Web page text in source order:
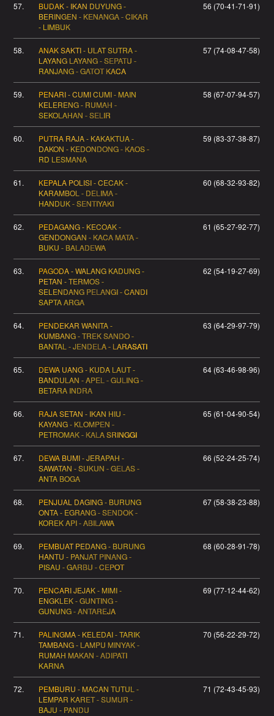
57.
BUDAK - IKAN DUYUNG -
BERINGEN - KENANGA - CIKAR
- LIMBUK
56 (70-41-71-91)
58.
ANAK SAKTI - ULAT SUTRA -
LAYANG LAYANG - SEPATU -
RANJANG - GATOT KACA
57 (74-08-47-58)
59.
PENARI - CUMI CUMI - MAIN
KELERENG - RUMAH -
SEKOLAHAN - SELIR
58 (67-07-94-57)
60.
PUTRA RAJA - KAKAKTUA -
DAKON - KEDONDONG - KAOS -
RD LESMANA
59 (83-37-38-87)
61.
KEPALA POLISI - CECAK -
KARAMBOL - DELIMA -
HANDUK - SENTIYAKI
60 (68-32-93-82)
62.
PEDAGANG - KECOAK -
GENDONGAN - KACA MATA -
BUKU - BALADEWA
61 (65-27-92-77)
63.
PAGODA - WALANG KADUNG -
PETAN - TERMOS -
SELENDANG PELANGI - CANDI
SAPTA ARGA
62 (54-19-27-69)
64.
PENDEKAR WANITA -
KUMBANG - TREK SANDO -
BANTAL - JENDELA - LARASATI
63 (64-29-97-79)
65.
DEWA UANG - KUDA LAUT -
BANDULAN - APEL - GULING -
BETARA INDRA
64 (63-46-98-96)
66.
RAJA SETAN - IKAN HIU -
KAYANG - KLOMPEN -
PETROMAK - KALA SRINGGI
65 (61-04-90-54)
67.
DEWA BUMI - JERAPAH -
SAWATAN - SUKUN - GELAS -
ANTA BOGA
66 (52-24-25-74)
68.
PENJUAL DAGING - BURUNG
ONTA - EGRANG - SENDOK -
KOREK API - ABILAWA
67 (58-38-23-88)
69.
PEMBUAT PEDANG - BURUNG
HANTU - PANJAT PINANG -
PISAU - GARBU - CEPOT
68 (60-28-91-78)
70.
PENCARI JEJAK - MIMI -
ENGKLEK - GUNTING -
GUNUNG - ANTAREJA
69 (77-12-44-62)
71.
PALINGMA - KELEDAI - TARIK
TAMBANG - LAMPU MINYAK -
RUMAH MAKAN - ADIPATI
KARNA
70 (56-22-29-72)
72.
PEMBURU - MACAN TUTUL -
LEMPAR KARET - SUMUR -
BAJU - PANDU
71 (72-43-45-93)